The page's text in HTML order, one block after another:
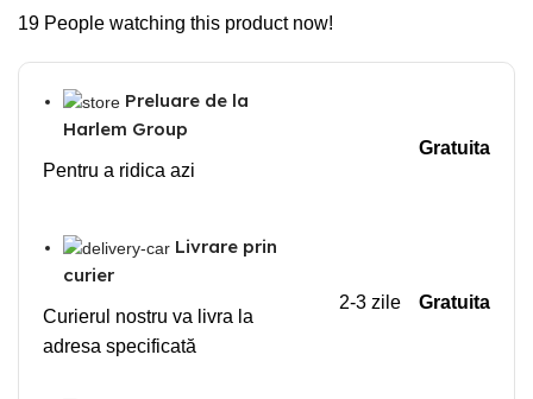
19 People watching this product now!
Preluare de la
Harlem Group
Pentru a ridica azi
Gratuita
Livrare prin
curier
Curierul nostru va livra la
adresa specificată
2-3 zile Gratuita